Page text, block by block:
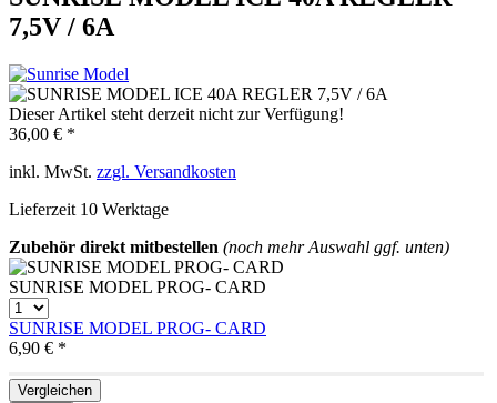
7,5V / 6A
Dieser Artikel steht derzeit nicht zur Verfügung!
36,00 € *
inkl. MwSt. zzgl. Versandkosten
Lieferzeit 10 Werktage
Zubehör direkt mitbestellen (noch mehr Auswahl ggf. unten)
SUNRISE MODEL PROG- CARD
SUNRISE MODEL PROG- CARD
6,90 € *
Vergleichen